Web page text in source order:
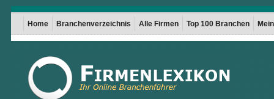
Home Branchenverzeichnis Alle Firmen Top 100 Branchen